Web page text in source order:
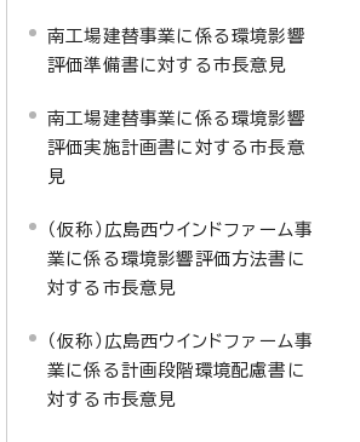
南工場建替事業に係る環境影響
評価準備書に対する市長意見
南工場建替事業に係る環境影響
評価実施計画書に対する市長意
見
（仮称）広島西ウインドファーム事
業に係る環境影響評価方法書に
対する市長意見
（仮称）広島西ウインドファーム事
業に係る計画段階環境配慮書に
対する市長意見